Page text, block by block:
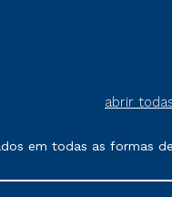
abrir
todas as formas